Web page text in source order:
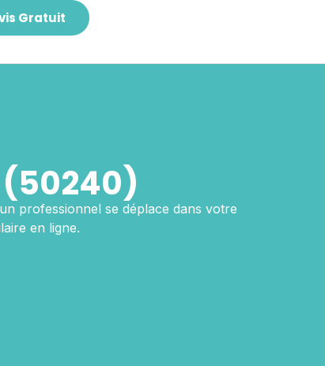
Gratuit
professionnel se déplace dans votre
en ligne.